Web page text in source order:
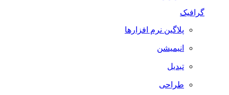
گرافیک
پلاگین نرم افزارها
انیمیشن
تبدیل
طراحی